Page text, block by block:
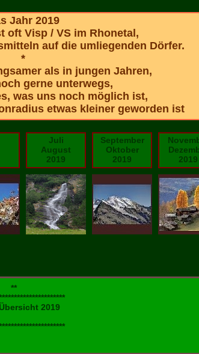
Jahr 2019
oft Visp / VS im Rhonetal,
auf die umliegenden Dörfer.
*
als in jungen Jahren,
gerne unterwegs,
was uns noch möglich ist,
etwas kleiner geworden ist
Juli
August
2019
September
Oktober
2019
2019
**
2019